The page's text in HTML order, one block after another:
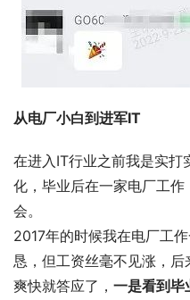
从电厂小白到进军IT
在进入IT行业之前我是实打
化，毕业后在一家电厂工
会。
2017年的时候我在电厂工
恳，但工资丝毫不见涨，
爽快就答应了， 一是看到毕